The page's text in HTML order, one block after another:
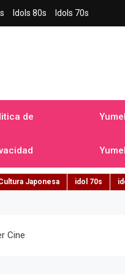
Idols 80s Idols 70s
de
Japonesa idol 70s
Cine